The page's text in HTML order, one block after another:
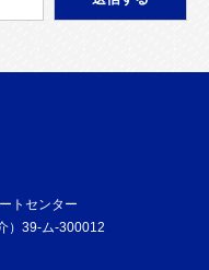
トセンター
）39-ム-300012